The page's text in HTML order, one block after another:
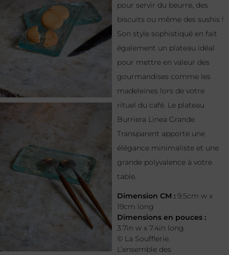
pour servir du beurre, des
biscuits ou même des sushis !
Son style sophistiqué en fait
également un plateau idéal
pour mettre en valeur des
gourmandises comme les
madeleines lors de votre
rituel du café. Le plateau
Burriera Linea Grande
Transparent apporte une
élégance minimaliste et une
grande polyvalence à votre
table.
Dimension CM : 9.5cm w x
19cm long
Dimensions en pouces :
3.7in w x 7.4in long
© La Soufflerie.
L’ensemble des